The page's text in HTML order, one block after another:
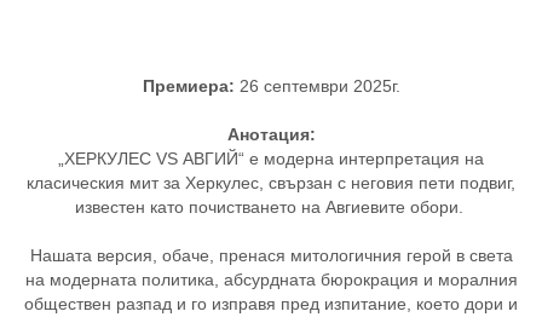
Премиера: 26 септември 2025г.
Анотация:
„ХЕРКУЛЕС VS АВГИЙ“ е модерна интерпретация на
класическия мит за Херкулес, свързан с неговия пети подвиг,
известен като почистването на Авгиевите обори.
Нашата версия, обаче, пренася митологичния герой в света
на модерната политика, абсурдната бюрокрация и моралния
обществен разпад и го изправя пред изпитание, което дори и